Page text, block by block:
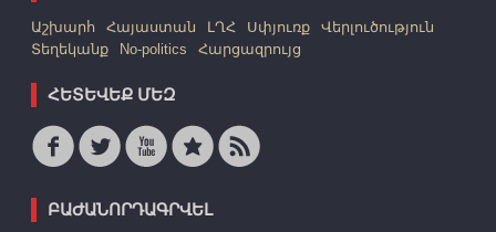
Աշխարհ Հայաստան ԼՂՀ Սփյուռք
Վերլուծություն
Տեղեկանք
No-politics Հարցազրույց
ՀԵՏԵՎԵՔ ՄԵԶ
ԲԱԺԱՆՈՐԴԱԳՐՎԵԼ